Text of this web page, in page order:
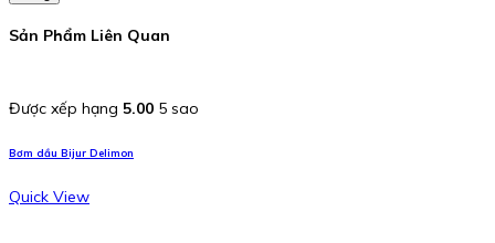
Sản Phẩm Liên Quan
Được xếp hạng 5.00 5 sao
Bơm dầu Bijur Delimon
Quick View